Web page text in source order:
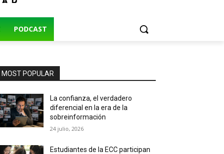
PODCAST
MOST POPULAR
La confianza, el verdadero
diferencial en la era de la
sobreinformación
24 julio, 2026
Estudiantes de la ECC participan